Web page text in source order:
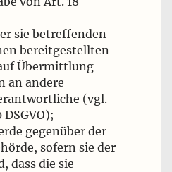
sie betreffenden
bereitgestellten
Übermittlung
an andere
(vgl.
gegenüber der
sofern sie der
dass die sie